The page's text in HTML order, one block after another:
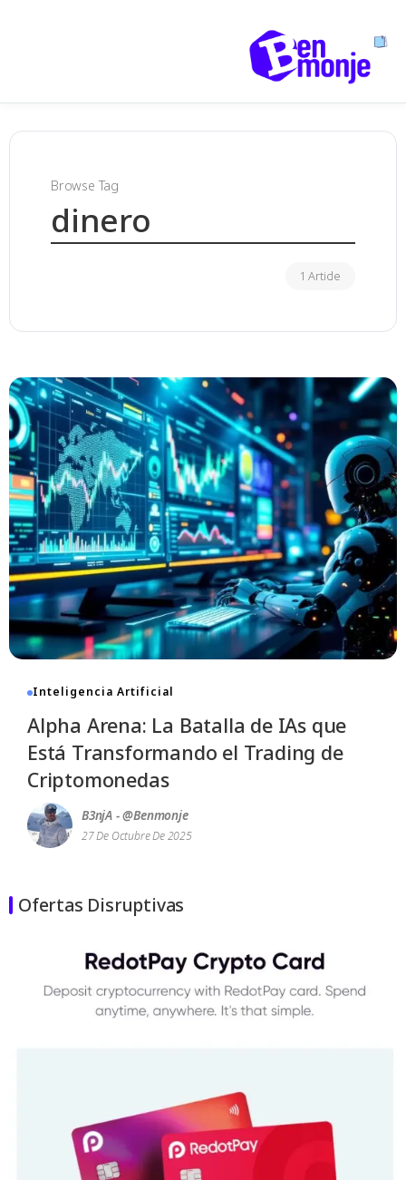
Browse Tag
dinero
1 Article
Inteligencia Artificial
Alpha Arena: La Batalla de IAs que
Está Transformando el Trading de
Criptomonedas
B3njA - @benmonje
27 De Octubre De 2025
Ofertas Disruptivas